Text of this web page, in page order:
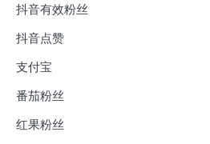
抖音有效粉丝
抖音点赞
支付宝
番茄粉丝
红果粉丝